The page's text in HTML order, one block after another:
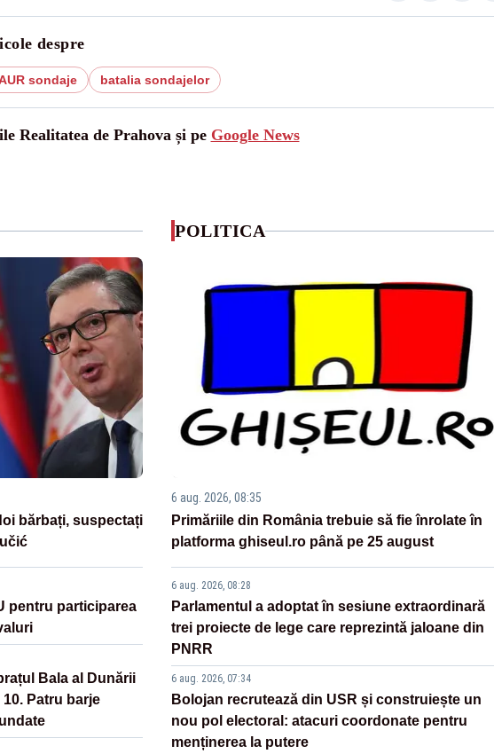
despre
sondaje batalia sondajelor
Realitatea de Prahova și pe Google News
bărbați, suspectați
pentru participarea
Bala al Dunării
Patru barje
POLITICA
6 aug. 2026, 08:35
Primăriile din România trebuie să fie înrolate în
platforma ghiseul.ro până pe 25 august
6 aug. 2026, 08:28
Parlamentul a adoptat în sesiune extraordinară
trei proiecte de lege care reprezintă jaloane din
PNRR
6 aug. 2026, 07:34
Bolojan recrutează din USR și construiește un
nou pol electoral: atacuri coordonate pentru
menținerea la putere